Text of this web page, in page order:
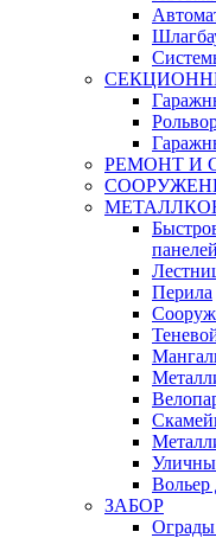
РЕМОНТ И
панелей
Перила
Вольер
ЗАБОР
Ограды